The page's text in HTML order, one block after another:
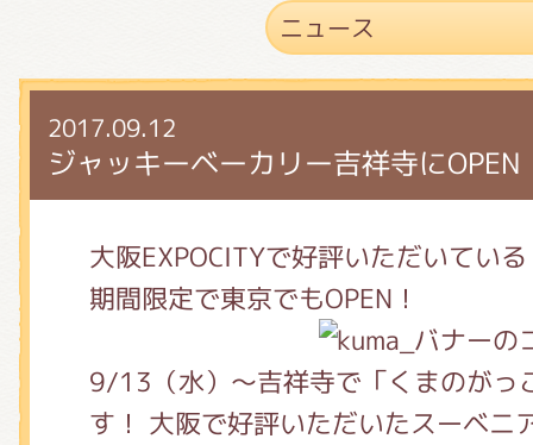
2017.09.12
ジャッキーベーカリー吉祥寺にOPEN
大阪EXPOCITYで好評いただいてい
期間限定で東京でもOPEN！
9/13（水）～吉祥寺で「くまのがっ
す！ 大阪で好評いただいたスーベニ
スタッフブログ
絵本・作家紹介
ショップインフォメーション
グッズインフォメーション